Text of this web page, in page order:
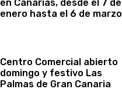
en Canarias, desde el 7 de
enero hasta el 6 de marzo
Centro Comercial abierto
domingo y festivo Las
Palmas de Gran Canaria